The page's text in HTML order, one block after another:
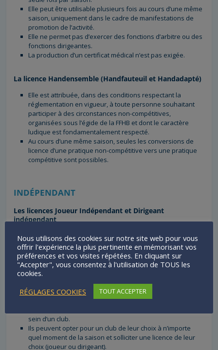
Elle peut être utilisable plusieurs fois au cours d’une même
saison, uniquement dans le cadre de manifestations de
promotion de l’activité.
Elle ne permet pas d’exercer des fonctions d’arbitre ou des
fonctions dirigeantes.
La production d’un certificat médical n’est pas exigée.
La licence Handensemble (Handfauteuil et Handadapté)
Elle est attribuée, dans des conditions respectant la
réglementation en vigueur, à toute personne souhaitant
participer à des circonstances non-compétitives,
organisées sous l’égide de la FFHB et dont le caractère
ludique est fondamentalement respecté.
Au cours d’une même saison, seules les conversions de
licence d’une pratique non-compétitive vers une pratique
compétitive sont possibles.
INDÉPENDANT
Les licences Joueur Indépendant et Dirigeant
indépendant
Les licences joueur et dirigeant peuvent être délivrées à
titre « indépendant », c’est-à-dire à des personnes qui ne
sont pas membre d’un club affilié à la Fédération.
Les titulaires de ces licences sont membres de la
Fédération, admis à titre individuel.
Ils peuvent postuler à des postes de responsabilité de
nature élective dans une instance départementale,
régionale ou nationale.
sein d’un club.
Ils peuvent opter pour un club de leur choix à n’importe
quel moment de la saison et solliciter une licence de leur
choix (joueur ou dirigeant).
Nous utilisons des cookies sur notre site web pour vous
offrir l'expérience la plus pertinente en mémorisant vos
préférences et vos visites répétées. En cliquant sur
"Accepter", vous consentez à l'utilisation de TOUS les
cookies.
RÉGLAGES COOKIES
TOUT ACCEPTER